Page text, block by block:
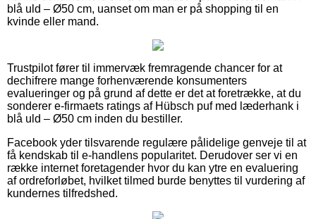
blå uld – Ø50 cm, uanset om man er på shopping til en
kvinde eller mand.
Trustpilot fører til immervæk fremragende chancer for at
dechifrere mange forhenværende konsumenters
evalueringer og på grund af dette er det at foretrække, at du
sonderer e-firmaets ratings af Hübsch puf med læderhank i
blå uld – Ø50 cm inden du bestiller.
Facebook yder tilsvarende regulære pålidelige genveje til at
få kendskab til e-handlens popularitet. Derudover ser vi en
række internet foretagender hvor du kan ytre en evaluering
af ordreforløbet, hvilket tilmed burde benyttes til vurdering af
kundernes tilfredshed.